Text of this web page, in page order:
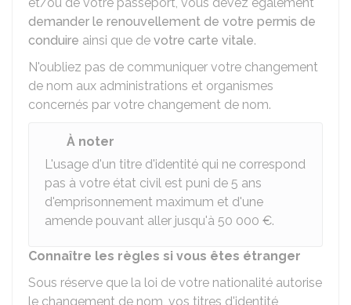
demander le renouvellement de votre permis de
conduire ainsi que de votre carte vitale.
N'oubliez pas de communiquer votre changement
de nom aux administrations et organismes
concernés par votre changement de nom.
À noter
L'usage d'un titre d'identité qui ne correspond
pas à votre état civil est puni de 5 ans
d'emprisonnement maximum et d'une
amende pouvant aller jusqu'à 50 000 €.
Connaître les règles si vous êtes étranger
Sous réserve que la loi de votre nationalité autorise
le changement de nom, vos titres d'identité